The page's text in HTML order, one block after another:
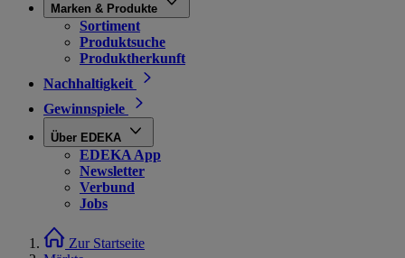
Marken & Produkte
Sortiment
Produktsuche
Produktherkunft
Nachhaltigkeit
Gewinnspiele
Über EDEKA
EDEKA App
Newsletter
Verbund
Jobs
Zur Startseite